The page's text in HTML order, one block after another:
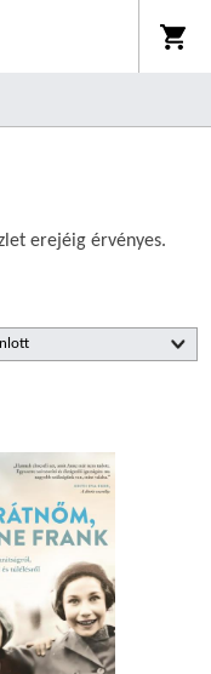
erejéig érvényes.